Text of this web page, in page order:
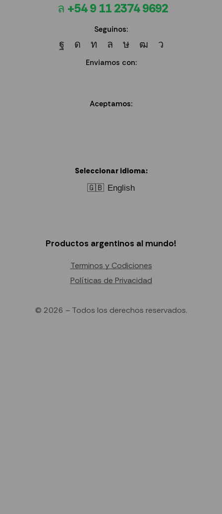
+54 9 11 2374 9692
Seguinos:
Enviamos con:
Aceptamos:
Seleccionar idioma:
🇬🇧 English
Productos argentinos al mundo!
Terminos y Codiciones
Políticas de Privacidad
© 2026 – Todos los derechos reservados.